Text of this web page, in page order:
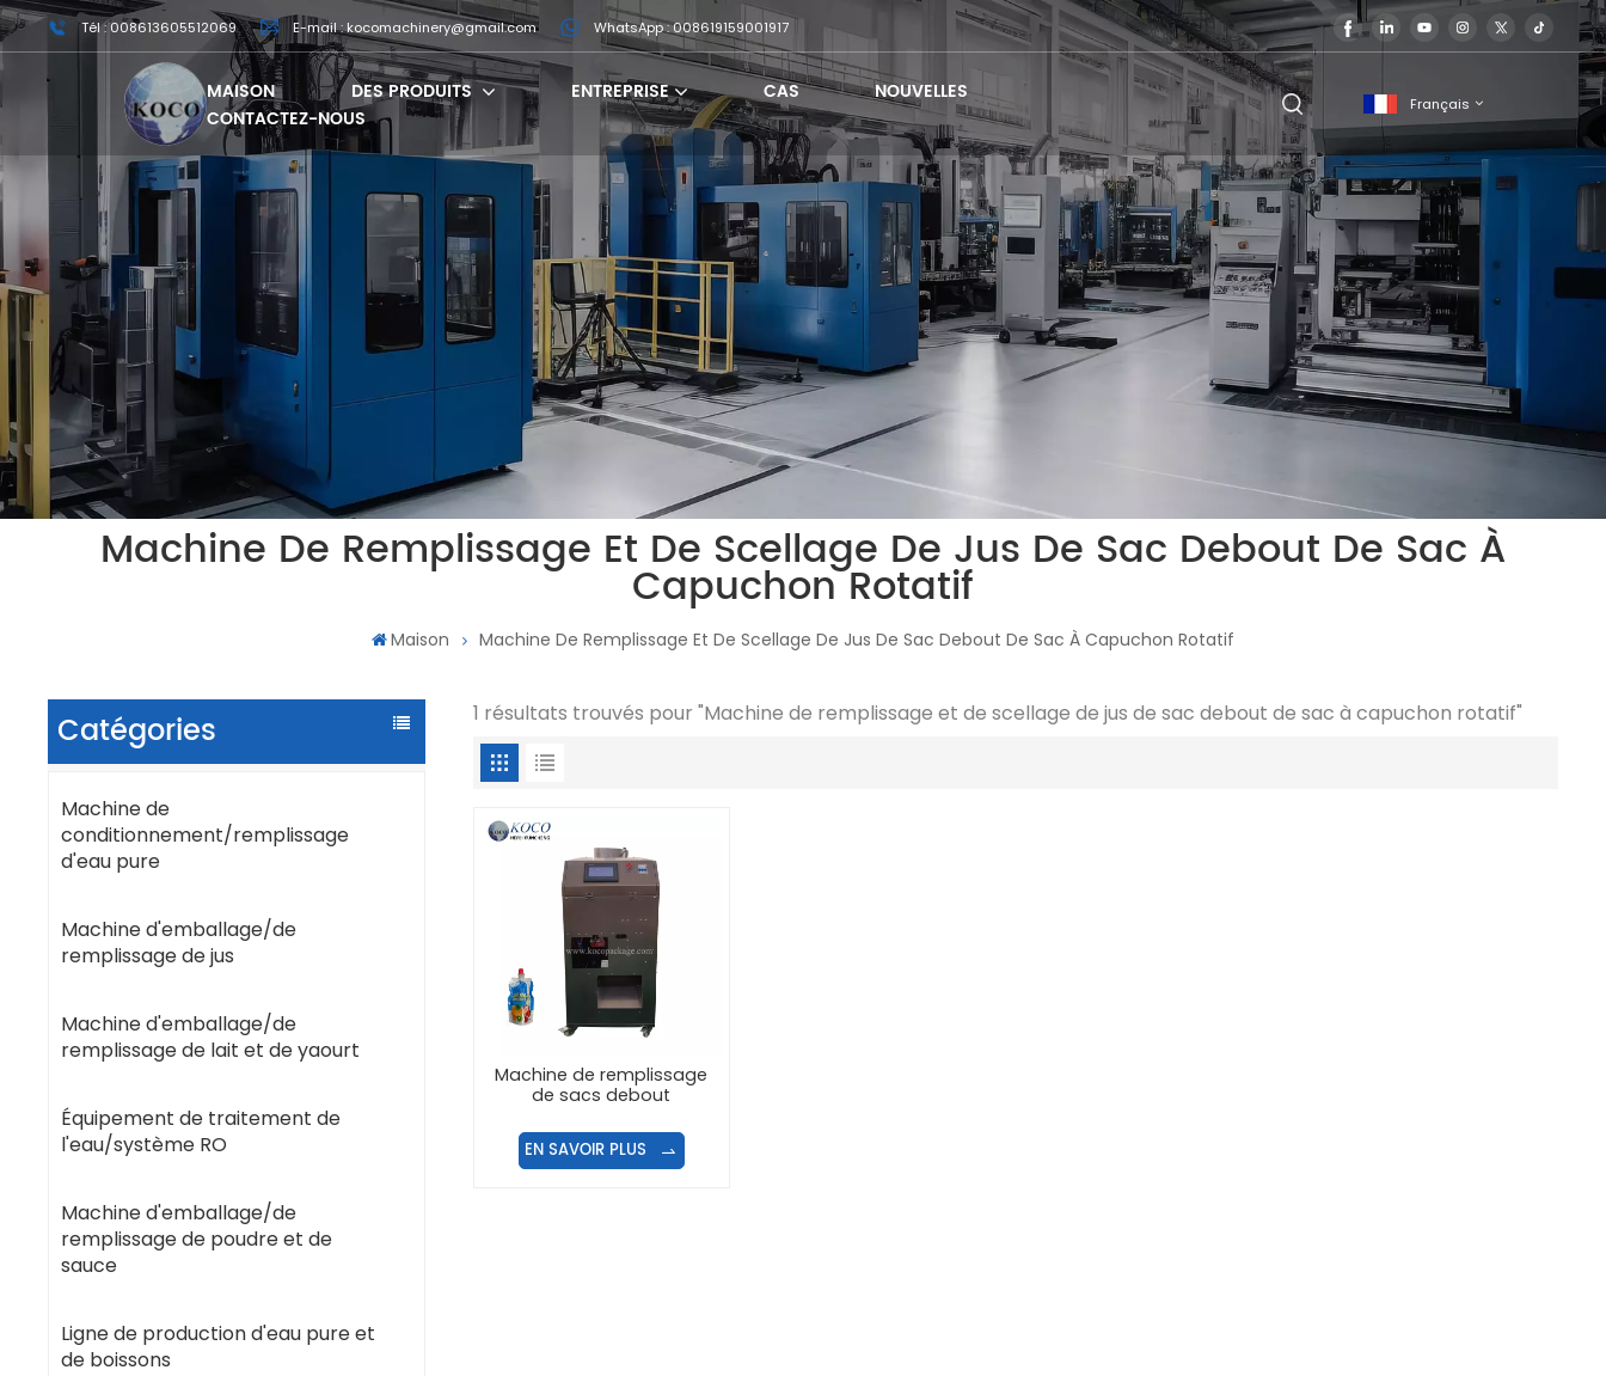
Tél : 008613605512069 E-mail : kocomachinery@gmail.com WhatsApp : 008619159001917
MAISON DES PRODUITS ENTREPRISE CAS
NOUVELLES
CONTACTEZ-NOUS
Français
English
français
Machine De Remplissage Et De Scellage De Jus De Sac Debout De Sac À
Capuchon Rotatif
Maison Machine De Remplissage Et De Scellage De Jus De Sac Debout De Sac À Capuchon Rotatif
Catégories
Machine de
conditionnement/remplissage
d'eau pure
Machine d'emballage/de
remplissage de jus
Machine d'emballage/de
remplissage de lait et de yaourt
Équipement de traitement de
l'eau/système RO
Machine d'emballage/de
remplissage de poudre et de
sauce
Ligne de production d'eau pure et
de boissons
1 résultats trouvés pour "Machine de remplissage et de scellage de jus de sac debout de sac à capuchon rotatif"
Machine de remplissage
de sacs debout
EN SAVOIR PLUS